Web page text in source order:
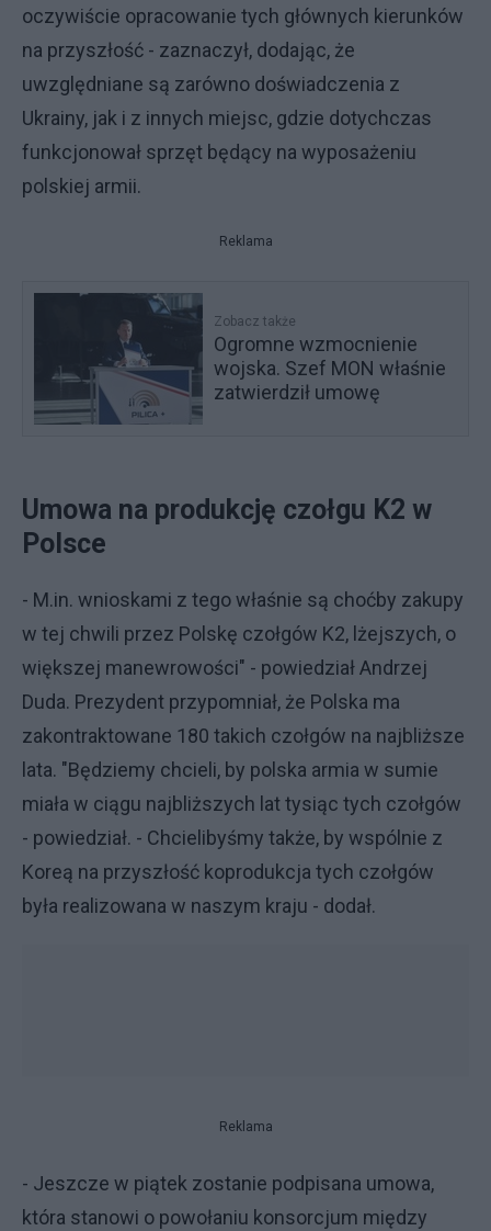
oczywiście opracowanie tych głównych kierunków
na przyszłość - zaznaczył, dodając, że
uwzględniane są zarówno doświadczenia z
Ukrainy, jak i z innych miejsc, gdzie dotychczas
funkcjonował sprzęt będący na wyposażeniu
polskiej armii.
Reklama
Zobacz także
Ogromne wzmocnienie
wojska. Szef MON właśnie
zatwierdził umowę
Umowa na produkcję czołgu K2 w
Polsce
- M.in. wnioskami z tego właśnie są choćby zakupy
w tej chwili przez Polskę czołgów K2, lżejszych, o
większej manewrowości" - powiedział Andrzej
Duda. Prezydent przypomniał, że Polska ma
zakontraktowane 180 takich czołgów na najbliższe
lata. "Będziemy chcieli, by polska armia w sumie
miała w ciągu najbliższych lat tysiąc tych czołgów
- powiedział. - Chcielibyśmy także, by wspólnie z
Koreą na przyszłość koprodukcja tych czołgów
była realizowana w naszym kraju - dodał.
Reklama
- Jeszcze w piątek zostanie podpisana umowa,
która stanowi o powołaniu konsorcjum między